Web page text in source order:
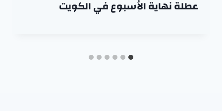
عطلة نهاية الأسبوع في الكويت